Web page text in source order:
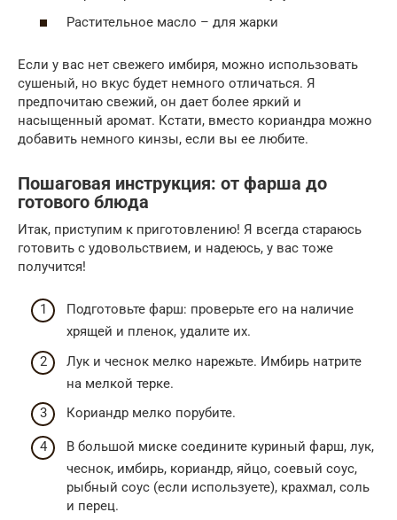
Растительное масло – для жарки
Если у вас нет свежего имбиря, можно использовать
сушеный, но вкус будет немного отличаться. Я
предпочитаю свежий, он дает более яркий и
насыщенный аромат. Кстати, вместо кориандра можно
добавить немного кинзы, если вы ее любите.
Пошаговая инструкция: от фарша до
готового блюда
Итак, приступим к приготовлению! Я всегда стараюсь
готовить с удовольствием, и надеюсь, у вас тоже
получится!
Подготовьте фарш: проверьте его на наличие
хрящей и пленок, удалите их.
Лук и чеснок мелко нарежьте. Имбирь натрите
на мелкой терке.
Кориандр мелко порубите.
В большой миске соедините куриный фарш, лук,
чеснок, имбирь, кориандр, яйцо, соевый соус,
рыбный соус (если используете), крахмал, соль
и перец.